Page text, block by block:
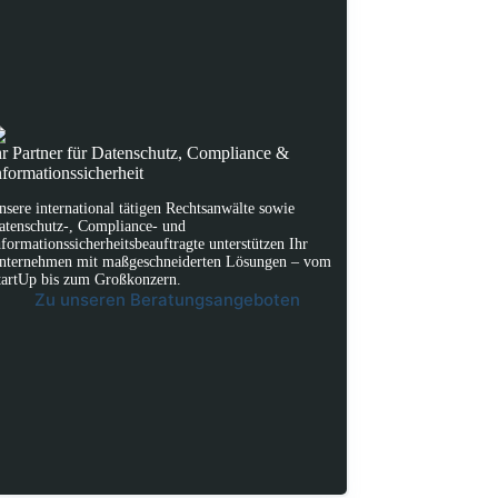
Partner für Datenschutz, Compliance &
international tätigen Rechtsanwälte sowie
, Compliance- und
unterstützen Ihr
mit maßgeschneiderten Lösungen – vom
bis zum Großkonzern.
Zu unseren Beratungsangeboten